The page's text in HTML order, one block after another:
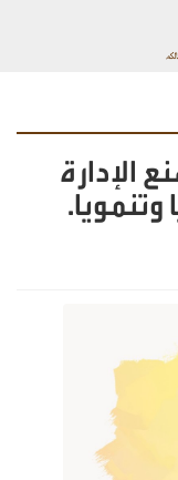
الإدارة